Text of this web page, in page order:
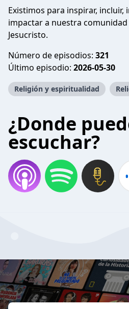
Existimos para inspirar,
impactar a nuestra
Jesucristo.
Número de episodios: 321
Último episodio: 2026-05-30
Religión y espiritualidad
¿Donde
escuchar?